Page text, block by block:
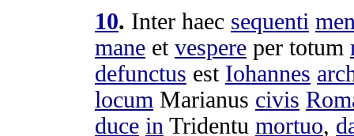
10. Inter haec sequenti
mane et vespere per totum
defunctus est Iohannes
locum Marianus civis
duce in Tridentu mortuo,